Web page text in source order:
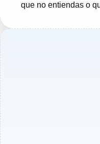
que no entiendas o